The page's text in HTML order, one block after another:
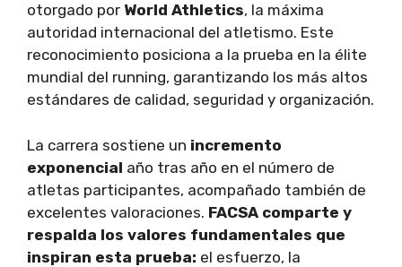
otorgado por World Athletics, la máxima
autoridad internacional del atletismo. Este
reconocimiento posiciona a la prueba en la élite
mundial del running, garantizando los más altos
estándares de calidad, seguridad y organización.
La carrera sostiene un incremento
exponencial año tras año en el número de
atletas participantes, acompañado también de
excelentes valoraciones. FACSA comparte y
respalda los valores fundamentales que
inspiran esta prueba: el esfuerzo, la